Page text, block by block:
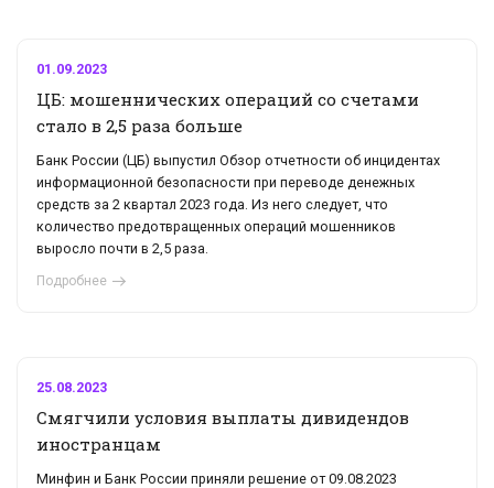
01.09.2023
ЦБ: мошеннических операций со счетами
стало в 2,5 раза больше
Банк России (ЦБ) выпустил Обзор отчетности об инцидентах
информационной безопасности при переводе денежных
средств за 2 квартал 2023 года. Из него следует, что
количество предотвращенных операций мошенников
выросло почти в 2,5 раза.
Подробнее
25.08.2023
Смягчили условия выплаты дивидендов
иностранцам
Минфин и Банк России приняли решение от 09.08.2023